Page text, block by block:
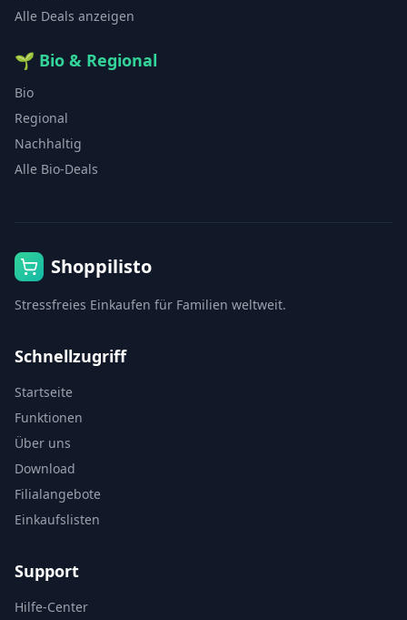
Alle Deals anzeigen
🌱 Bio & Regional
Bio
Regional
Nachhaltig
Alle Bio-Deals
Shoppilisto
Stressfreies Einkaufen für Familien weltweit.
Schnellzugriff
Startseite
Funktionen
Über uns
Download
Filialangebote
Einkaufslisten
Support
Hilfe-Center